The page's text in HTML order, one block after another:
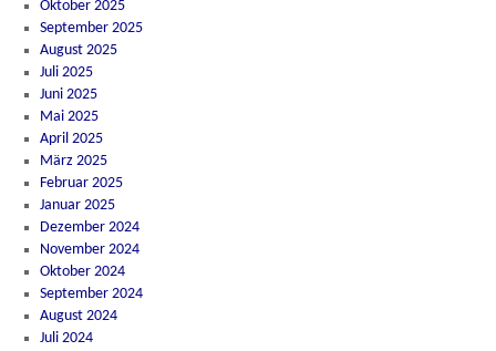
Oktober 2025
September 2025
August 2025
Juli 2025
Juni 2025
Mai 2025
April 2025
März 2025
Februar 2025
Januar 2025
Dezember 2024
November 2024
Oktober 2024
September 2024
August 2024
Juli 2024